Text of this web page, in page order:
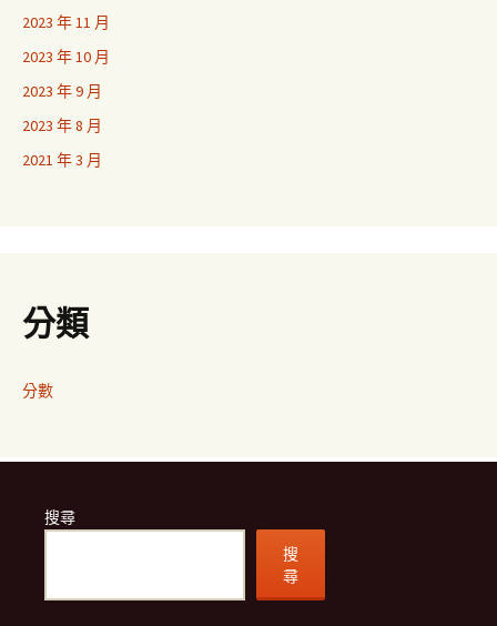
2023 年 11 月
2023 年 10 月
2023 年 9 月
2023 年 8 月
2021 年 3 月
分類
分數
搜尋
搜
尋